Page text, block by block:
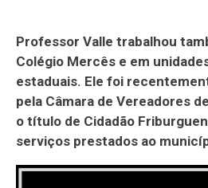
Professor Valle trabalhou
Colégio Mercês e em
estaduais. Ele foi
pela Câmara de Vereadores
o título de Cidadão
serviços prestados ao